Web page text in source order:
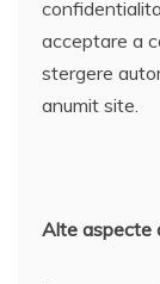
acceptare a
stergere
anumit site.
Alte aspecte